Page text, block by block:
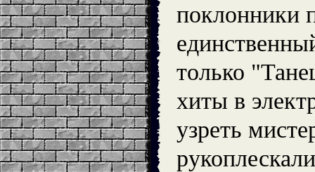
поклонники
только
хиты в
узреть